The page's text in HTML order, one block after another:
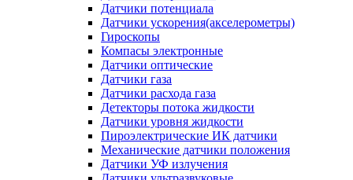
Датчики потенциала
Датчики ускорения(акселерометры)
Гироскопы
Компасы электронные
Датчики оптические
Датчики газа
Датчики расхода газа
Детекторы потока жидкости
Датчики уровня жидкости
Пироэлектрические ИК датчики
Механические датчики положения
Датчики УФ излучения